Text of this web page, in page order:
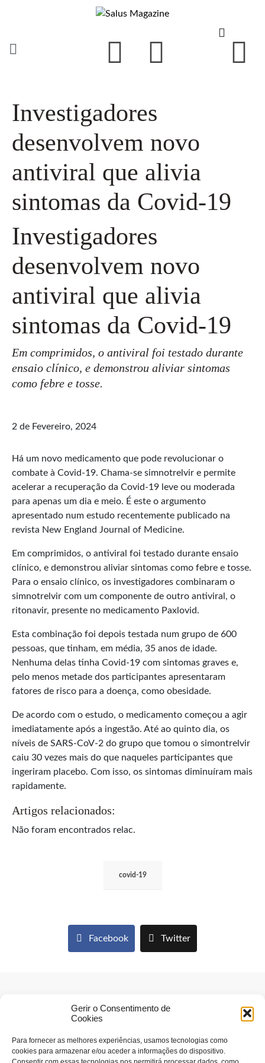
Gerir o Consentimento de
Cookies
Para fornecer as melhores experiências, usamos tecnologias como
cookies para armazenar e/ou aceder a informações do dispositivo.
Investigadores
desenvolvem novo
antiviral que alivia
sintomas da Covid-19
Investigadores
desenvolvem novo
antiviral que alivia
sintomas da Covid-19
Em comprimidos, o antiviral foi testado durante
ensaio clínico, e demonstrou aliviar sintomas
como febre e tosse.
2 de Fevereiro, 2024
Há um novo medicamento que pode revolucionar o
combate à Covid-19. Chama-se simnotrelvir e permite
acelerar a recuperação da Covid-19 leve ou moderada
para apenas um dia e meio. É este o argumento
apresentado num estudo recentemente publicado na
revista New England Journal of Medicine.
Em comprimidos, o antiviral foi testado durante ensaio
clínico, e demonstrou aliviar sintomas como febre e tosse.
Para o ensaio clínico, os investigadores combinaram o
simnotrelvir com um componente de outro antiviral, o
ritonavir, presente no medicamento Paxlovid.
Esta combinação foi depois testada num grupo de 600
pessoas, que tinham, em média, 35 anos de idade.
Nenhuma delas tinha Covid-19 com sintomas graves e,
pelo menos metade dos participantes apresentaram
fatores de risco para a doença, como obesidade.
De acordo com o estudo, o medicamento começou a agir
imediatamente após a ingestão. Até ao quinto dia, os
níveis de SARS-CoV-2 do grupo que tomou o simontrelvir
caiu 30 vezes mais do que naqueles participantes que
ingeriram placebo. Com isso, os sintomas diminuíram mais
rapidamente.
Artigos relacionados:
Não foram encontrados relac.
covid-19
Facebook Twitter